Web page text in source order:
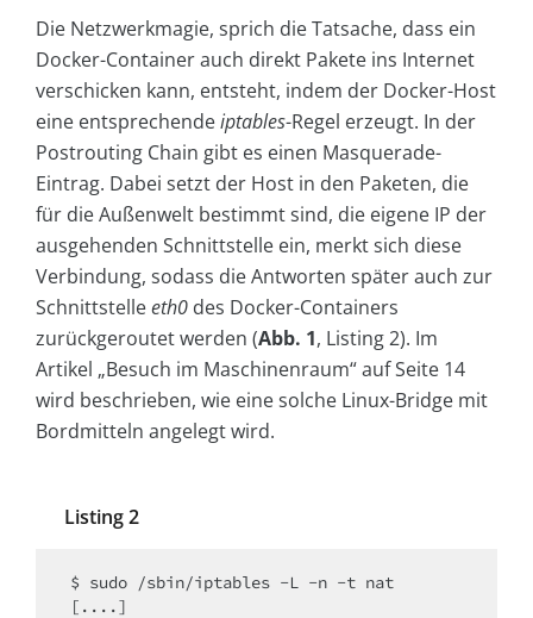
Die Netzwerkmagie, sprich die Tatsache, dass ein
Docker-Container auch direkt Pakete ins Internet
verschicken kann, entsteht, indem der Docker-Host
eine entsprechendeiptables-Regel erzeugt. In der
Postrouting Chain gibt es einen Masquerade-
Eintrag. Dabei setzt der Host in den Paketen, die
für die Außenwelt bestimmt sind, die eigene IP der
ausgehenden Schnittstelle ein, merkt sich diese
Verbindung, sodass die Antworten später auch zur
Schnittstelleeth0 des Docker-Containers
zurückgeroutet werden (Abb. 1, Listing 2). Im
Artikel „Besuch im Maschinenraum“ auf Seite 14
wird beschrieben, wie eine solche Linux-Bridge mit
Bordmitteln angelegt wird.
Listing 2
$ sudo /sbin/iptables -L -n -t nat
[....]